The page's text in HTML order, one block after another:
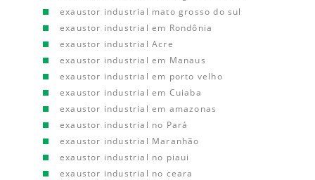
exaustor industrial mato grosso do sul
exaustor industrial em Rondônia
exaustor industrial Acre
exaustor industrial em Manaus
exaustor industrial em porto velho
exaustor industrial em Cuiaba
exaustor industrial em amazonas
exaustor industrial no Pará
exaustor industrial Maranhão
exaustor industrial no piaui
exaustor industrial no ceara